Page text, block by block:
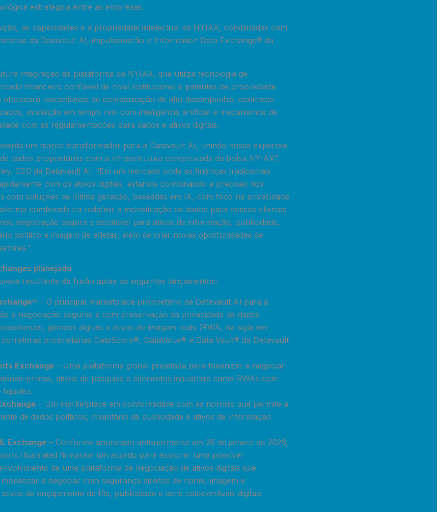
estratégica entre as empresas.
as capacidades e a propriedade intelectual da NYIAX, combinadas com
da Datavault AI, impulsionarão o Information Data Exchange® da
integração da plataforma da NYIAX, que utiliza tecnologia de
financeiro confiável de nível institucional e patentes de propriedade
oferecerá mecanismos de compensação de alto desempenho, contratos
avaliação em tempo real com inteligência artificial e mecanismos de
com as regulamentações para dados e ativos digitais.
um marco transformador para a Datavault AI, unindo nossa expertise
dados proprietárias com a infraestrutura comprovada da bolsa NYIAX”,
CEO da Datavault AI. “Em um mercado onde as finanças tradicionais
com os ativos digitais, estamos combinando a precisão dos
com soluções de última geração, baseadas em IA, com foco na privacidade
combinada irá redefinir a monetização de dados para nossos clientes
negociação segura e escalável para ativos de informação, publicidade,
político e imagem de atletas, além de criar novas oportunidades de
planejado
resultante da fusão apoie os seguintes lançamentos:
– O principal marketplace proprietário da Datavault AI para a
e negociação seguras e com preservação da privacidade de dados
gêmeos digitais e ativos de imagem reais (RWA, na sigla em
proprietárias DataScore®, DataValue® e Data Vault® da Datavault
Exchange– Uma plataforma global projetada para tokenizar e negociar
primas, ativos de pesquisa e elementos industriais como RWAs com
– Um marketplace em conformidade com as normas que permite a
de dados políticos, inventário de publicidade e ativos de informação
Exchange– Conforme anunciado anteriormente em 28 de janeiro de 2026,
Illustrated firmaram um acordo para explorar uma possível
de uma plataforma de negociação de ativos digitais que
e negociar com segurança direitos de nome, imagem e
de engajamento de fãs, publicidade e itens colecionáveis ​​digitais